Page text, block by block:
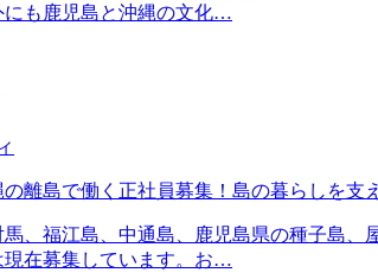
にも鹿児島と沖縄の文化…
離島で働く正社員募集！島の暮らしを支
、福江島、中通島、鹿児島県の種子島
現在募集しています。お…